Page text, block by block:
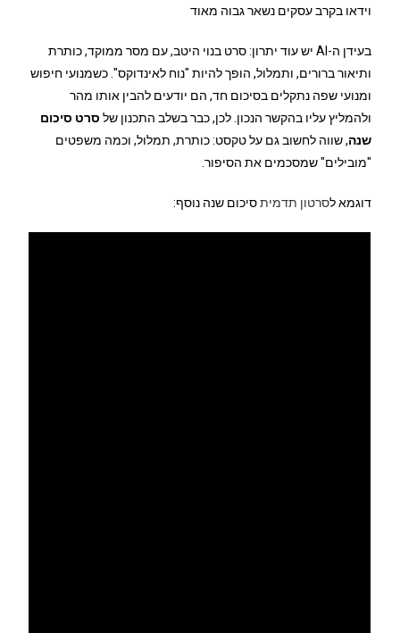
וידאו בקרב עסקים נשאר גבוה מאוד
בעידן ה-AI יש עוד יתרון: סרט בנוי היטב, עם מסר ממוקד, כותרת
ותיאור ברורים, ותמלול, הופך להיות "נוח לאינדוקס". כשמנועי חיפוש
ומנועי שפה נתקלים בסיכום חד, הם יודעים להבין אותו מהר
ולהמליץ עליו בהקשר הנכון. לכן, כבר בשלב התכנון של סרט סיכום
שנה, שווה לחשוב גם על טקסט: כותרת, תמלול, וכמה משפטים
"מובילים" שמסכמים את הסיפור.
דוגמא לסרטון תדמיתסיכום שנה נוסף: